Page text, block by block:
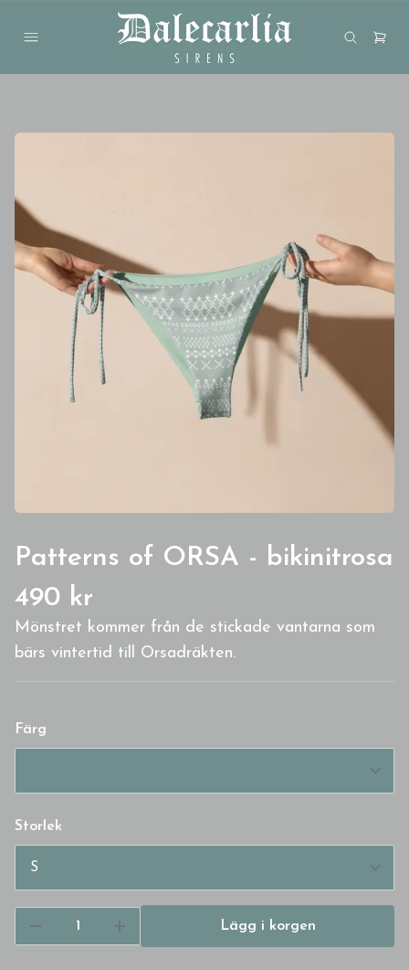
Patterns of ORSA - bikinitrosa
490 kr
Mönstret kommer från de stickade vantarna som
bärs vintertid till Orsadräkten.
Färg
Storlek
Lägg i korgen